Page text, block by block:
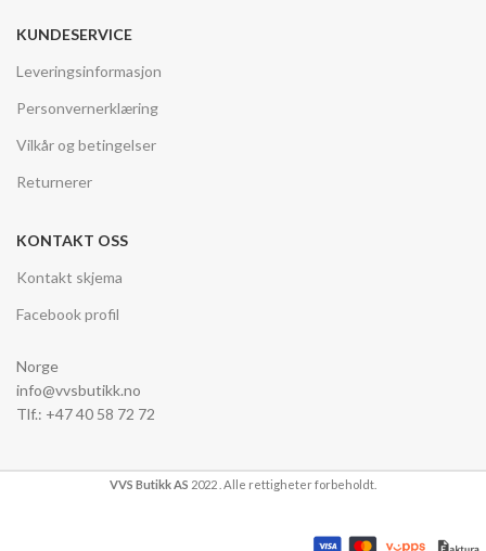
KUNDESERVICE
Leveringsinformasjon
Personvernerklæring
Vilkår og betingelser
Returnerer
KONTAKT OSS
Kontakt skjema
Facebook profil
Norge
info@vvsbutikk.no
Tlf.: +47 40 58 72 72
VVS Butikk AS 2022 . Alle rettigheter forbeholdt.